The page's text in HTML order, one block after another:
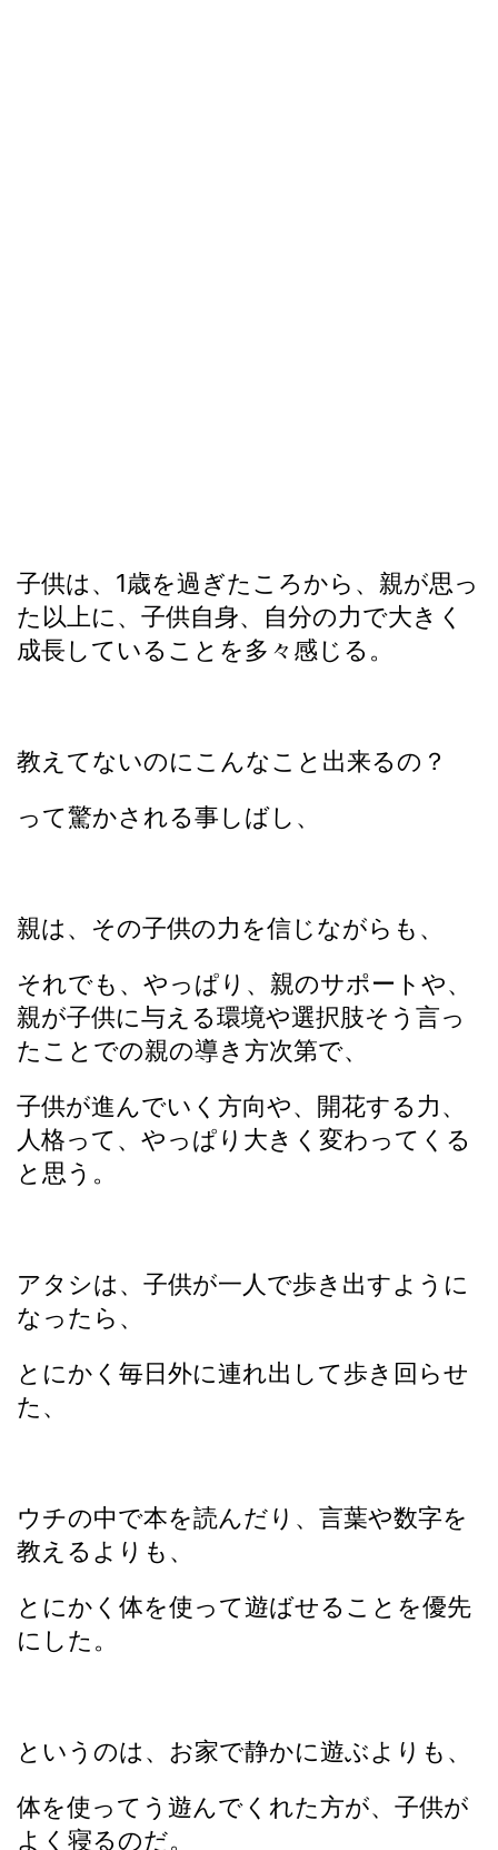
子供は、1歳を過ぎたころから、親が思っ
た以上に、子供自身、自分の力で大きく
成長していることを多々感じる。
教えてないのにこんなこと出来るの？
って驚かされる事しばし、
親は、その子供の力を信じながらも、
それでも、やっぱり、親のサポートや、
親が子供に与える環境や選択肢そう言っ
たことでの親の導き方次第で、
子供が進んでいく方向や、開花する力、
人格って、やっぱり大きく変わってくる
と思う。
アタシは、子供が一人で歩き出すように
なったら、
とにかく毎日外に連れ出して歩き回らせ
た、
ウチの中で本を読んだり、言葉や数字を
教えるよりも、
とにかく体を使って遊ばせることを優先
にした。
というのは、お家で静かに遊ぶよりも、
体を使ってう遊んでくれた方が、子供が
よく寝るのだ。